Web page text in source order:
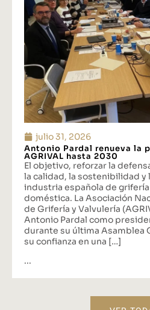
julio 31, 2026
Antonio Pardal renueva la
AGRIVAL hasta 2030
El objetivo, reforzar la
la calidad, la sostenibilidad
industria española de
doméstica. La Asociación
de Grifería y Valvulería
Antonio Pardal como
durante su última Asamblea
su confianza en una […]
...